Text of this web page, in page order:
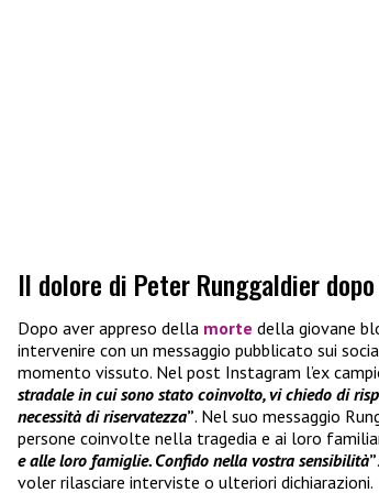
Il dolore di Peter Runggaldier
Dopo aver appreso della morte della giovane
intervenire con un messaggio pubblicato sui
momento vissuto. Nel post Instagram l’ex
stradale in cui sono stato coinvolto, vi chiedo di
necessità di riservatezza”. Nel suo messaggio
persone coinvolte nella tragedia e ai loro
e alle loro famiglie. Confido nella vostra sensibilità”
voler rilasciare interviste o ulteriori dichiarazioni.